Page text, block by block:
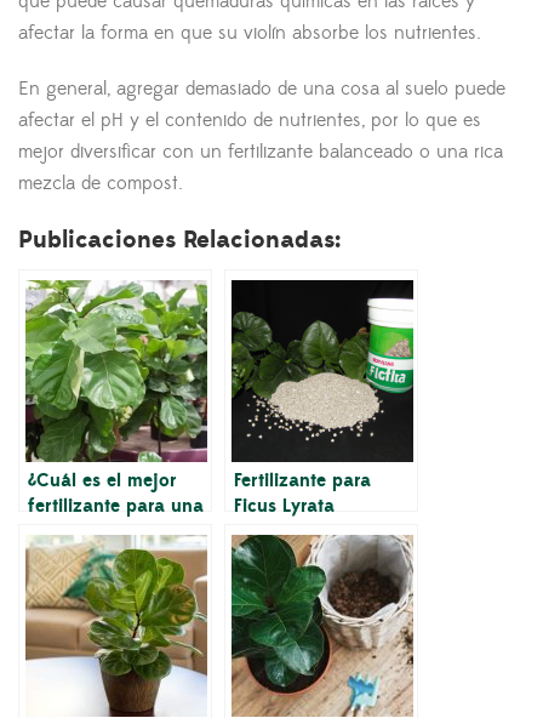
afectar la forma en que su violín absorbe los nutrientes.
En general, agregar demasiado de una cosa al suelo puede
afectar el pH y el contenido de nutrientes, por lo que es
mejor diversificar con un fertilizante balanceado o una rica
mezcla de compost.
Publicaciones Relacionadas:
¿Cuál es el mejor
fertilizante para una
planta de higuera de
hoja de violín?
Fertilizante para
Ficus Lyrata